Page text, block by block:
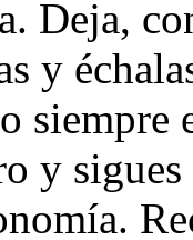
Deja,
y
siempre
y